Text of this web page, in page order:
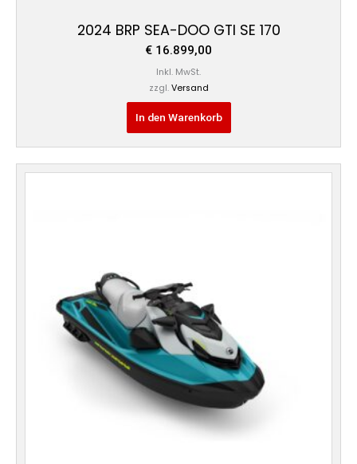
2024 BRP SEA-DOO GTI SE 170
€ 16.899,00
Inkl. MwSt.
zzgl. Versand
In den Warenkorb